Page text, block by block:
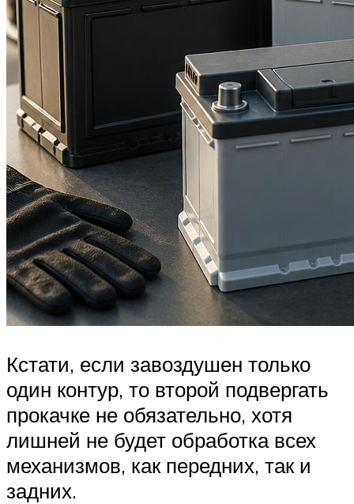
Кстати, если завоздушен только
один контур, то второй подвергать
прокачке не обязательно, хотя
лишней не будет обработка всех
механизмов, как передних, так и
задних.